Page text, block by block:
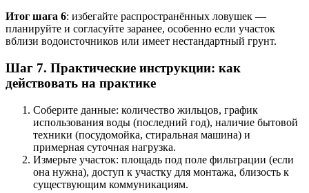
Итог шага 6: избегайте распространённых ловушек —
планируйте и согласуйте заранее, особенно если участок
вблизи водоисточников или имеет нестандартный грунт.
Шаг 7. Практические инструкции: как
действовать на практике
Соберите данные: количество жильцов, график
использования воды (последний год), наличие бытовой
техники (посудомойка, стиральная машина) и
примерная суточная нагрузка.
Измерьте участок: площадь под поле фильтрации (если
она нужна), доступ к участку для монтажа, близость к
существующим коммуникациям.